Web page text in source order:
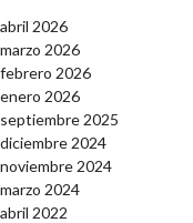
abril 2026
marzo 2026
febrero 2026
enero 2026
septiembre 2025
diciembre 2024
noviembre 2024
marzo 2024
abril 2022